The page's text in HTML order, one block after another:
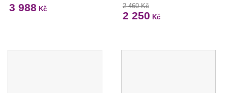
3 988 Kč 2 460 Kč
2 250 Kč